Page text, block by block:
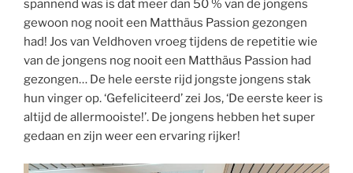
spannend was is dat meer dan 50 % van de jongens
gewoon nog nooit een Matthäus Passion gezongen
had! Jos van Veldhoven vroeg tijdens de repetitie wie
van de jongens nog nooit een Matthäus Passion had
gezongen… De hele eerste rijd jongste jongens stak
hun vinger op. ‘Gefeliciteerd’ zei Jos, ‘De eerste keer is
altijd de allermooiste!’. De jongens hebben het super
gedaan en zijn weer een ervaring rijker!